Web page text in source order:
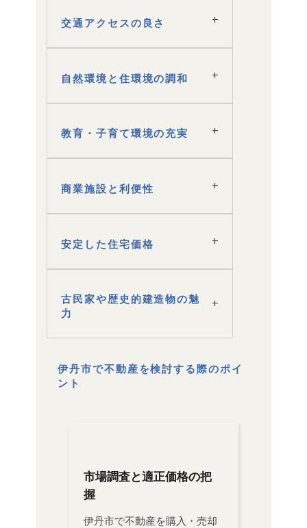
交通アクセスの良さ
自然環境と住環境の調和
教育・子育て環境の充実
商業施設と利便性
安定した住宅価格
古民家や歴史的建造物の魅
力
伊丹市で不動産を検討する際のポイ
ント
市場調査と適正価格の把
握
伊丹市で不動産を購入・売却